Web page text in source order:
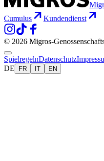
Cumulus
Kundendienst
© 2026 Migros-
SpielregelnDatenschutz
DE
FR IT EN